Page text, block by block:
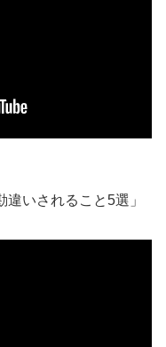
いされること5選」